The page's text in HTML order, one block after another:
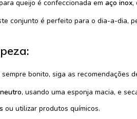
queijo é confeccionada em aço inox,
conjunto é perfeito para o dia-a-dia,
bonito, siga as recomendações
, usando uma esponja macia, e
ou utilizar produtos químicos.